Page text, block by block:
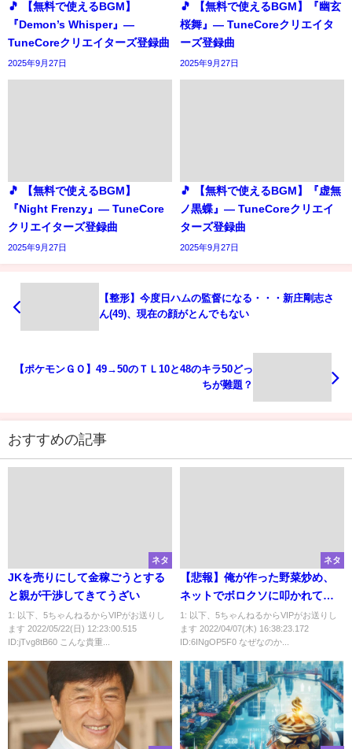
🎵 【無料で使えるBGM】
『Demon’s Whisper』―
TuneCoreクリエイターズ登録曲
2025年9月27日
🎵 【無料で使えるBGM】『幽玄
桜舞』― TuneCoreクリエイタ
ーズ登録曲
2025年9月27日
🎵 【無料で使えるBGM】
『Night Frenzy』― TuneCore
クリエイターズ登録曲
2025年9月27日
🎵 【無料で使えるBGM】『虚無
ノ黒蝶』― TuneCoreクリエイ
ターズ登録曲
2025年9月27日
【整形】今度日ハムの監督になる・・・新庄剛志さ
ん(49)、現在の顔がとんでもない
【ポケモンＧＯ】49→50のＴＬ10と48のキラ50どっ
ちが難題？
おすすめの記事
ネタ
JKを売りにして金稼ごうとする
と親が干渉してきてうざい
1: 以下、5ちゃんねるからVIPがお送りし
ます 2022/05/22(日) 12:23:00.515
ID:jTvg8tB60 こんな貴重...
ネタ
【悲報】俺が作った野菜炒め、
ネットでボロクソに叩かれてし
まうｗｗ
1: 以下、5ちゃんねるからVIPがお送りし
ます 2022/04/07(木) 16:38:23.172
ID:6INgOP5F0 なぜなのか...